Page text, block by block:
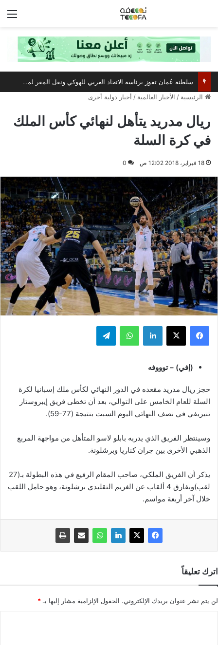
سلطنة عُمان تفوز برئاسة الاتحاد العربي للهوكي ونقل المقر لمسقط
الرئيسية / الأخبار العالمية / أخبار دولية أخرى
ريال مدريد يتأهل لنهائي كأس الملك
في كرة السلة
18 فبراير، 2018 12:02 ص 0
فيسبوك ‫X لينكدإن واتساب تيلقرام
(إفي) – توووفه
حجز ريال مدريد مقعده في الدور النهائي لكأس ملك إسبانيا لكرة
السلة للعام الخامس على التوالي، بعد أن تخطى فريق إيبروستار
تنيريفي في نصف النهائي اليوم السبت بنتيجة (77-59).
وسينتظر الفريق الذي يدربه بابلو لاسو المتأهل من مواجهة المربع
الذهبي الأخرى بين جران كناريا وبرشلونة.
يذكر أن الفريق الملكي، صاحب المقام الرفيع في هذه البطولة بـ(27
لقب)وبفارق 4 ألقاب عن الغريم التقليدي برشلونة، وهو حامل اللقب
خلال آخر أربعة مواسم.
اترك تعليقاً
لن يتم نشر عنوان بريدك الإلكتروني. الحقول الإلزامية مشار إليها بـ *